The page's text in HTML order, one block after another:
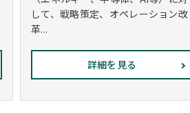
して、戦略策定、オペレーション改
革...
詳細を見る